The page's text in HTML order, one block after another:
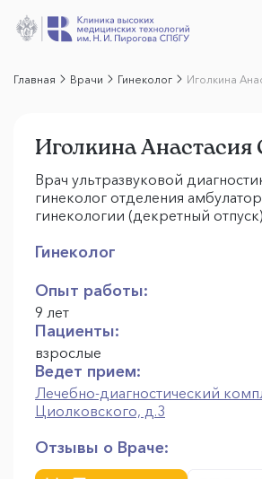
Главная Врачи Гинеколог Иголкина
Иголкина Анастасия
Врач ультразвуковой
гинеколог отделения
гинекологии (декретный отпуск)
Гинеколог
Опыт работы:
9 лет
Пациенты:
взрослые
Ведет прием:
Лечебно-диагностический
Циолковского, д.3
Отзывы о Враче: